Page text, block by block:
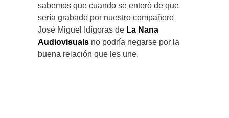
sabemos que cuando se enteró de que
sería grabado por nuestro compañero
José Miguel Idígoras de La Nana
Audiovisuals no podría negarse por la
buena relación que les une.